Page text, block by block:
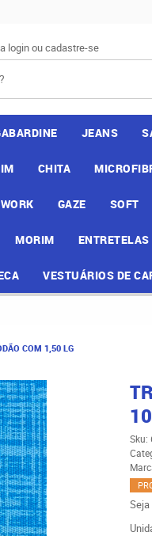
loginoucadastre-se
JEANS
CHITA
GAZE SOFT
MORIM ENTRETELAS
VESTUÁRIOS DE
COM 1,50 LG
Sku:
Seja